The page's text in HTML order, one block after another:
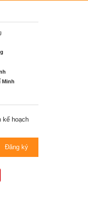
Minh
kế hoạch
Đăng ký